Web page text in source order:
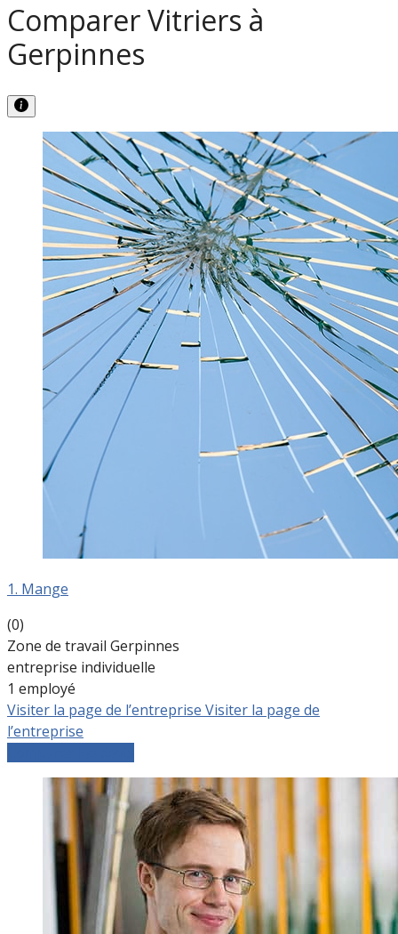
Comparer Vitriers à
Gerpinnes
1. Mange
(0)
Zone de travail Gerpinnes
entreprise individuelle
1 employé
Visiter la page de l’entreprise Visiter la page de
l’entreprise